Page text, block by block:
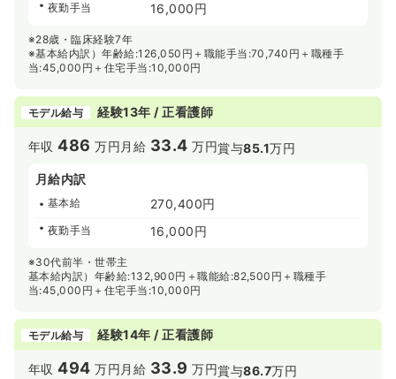
夜勤手当 16,000円
※28歳・臨床経験7年
※基本給内訳）年齢給:126,050円＋職能手当:70,740円＋職種手
当:45,000円＋住宅手当:10,000円
モデル給与 経験13年 / 正看護師
年収486 万円 月給 33.4 万円賞与85.1万円
月給内訳
基本給 270,400円
夜勤手当 16,000円
※30代前半・世帯主
基本給内訳）年齢給:132,900円＋職能給:82,500円＋職種手
当:45,000円＋住宅手当:10,000円
モデル給与 経験14年 / 正看護師
年収494 万円 月給 33.9 万円賞与86.7万円